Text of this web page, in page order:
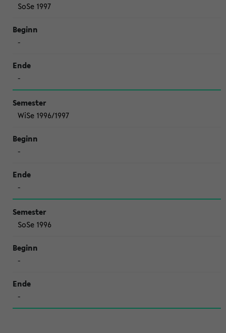
SoSe 1997
-
-
WiSe 1996/1997
-
-
SoSe 1996
-
-